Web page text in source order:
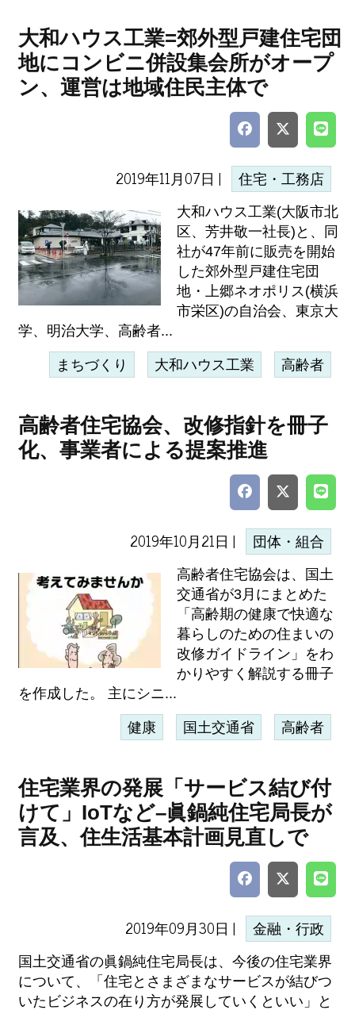
大和ハウス工業=郊外型戸建住宅団
地にコンビニ併設集会所がオープ
ン、運営は地域住民主体で
2019年11月07日 | 住宅・工務店
大和ハウス工業(大阪市北
区、芳井敬一社長)と、同
社が47年前に販売を開始
した郊外型戸建住宅団
地・上郷ネオポリス(横浜
市栄区)の自治会、東京大
学、明治大学、高齢者...
まちづくり 大和ハウス工業 高齢者
高齢者住宅協会、改修指針を冊子
化、事業者による提案推進
2019年10月21日 | 団体・組合
高齢者住宅協会は、国土
交通省が3月にまとめた
「高齢期の健康で快適な
暮らしのための住まいの
改修ガイドライン」をわ
かりやすく解説する冊子
を作成した。 主にシニ...
健康 国土交通省 高齢者
住宅業界の発展「サービス結び付
けて」IoTなど–眞鍋純住宅局長が
言及、住生活基本計画見直しで
2019年09月30日 | 金融・行政
国土交通省の眞鍋純住宅局長は、今後の住宅業界
について、「住宅とさまざまなサービスが結びつ
いたビジネスの在り方が発展していくといい」と